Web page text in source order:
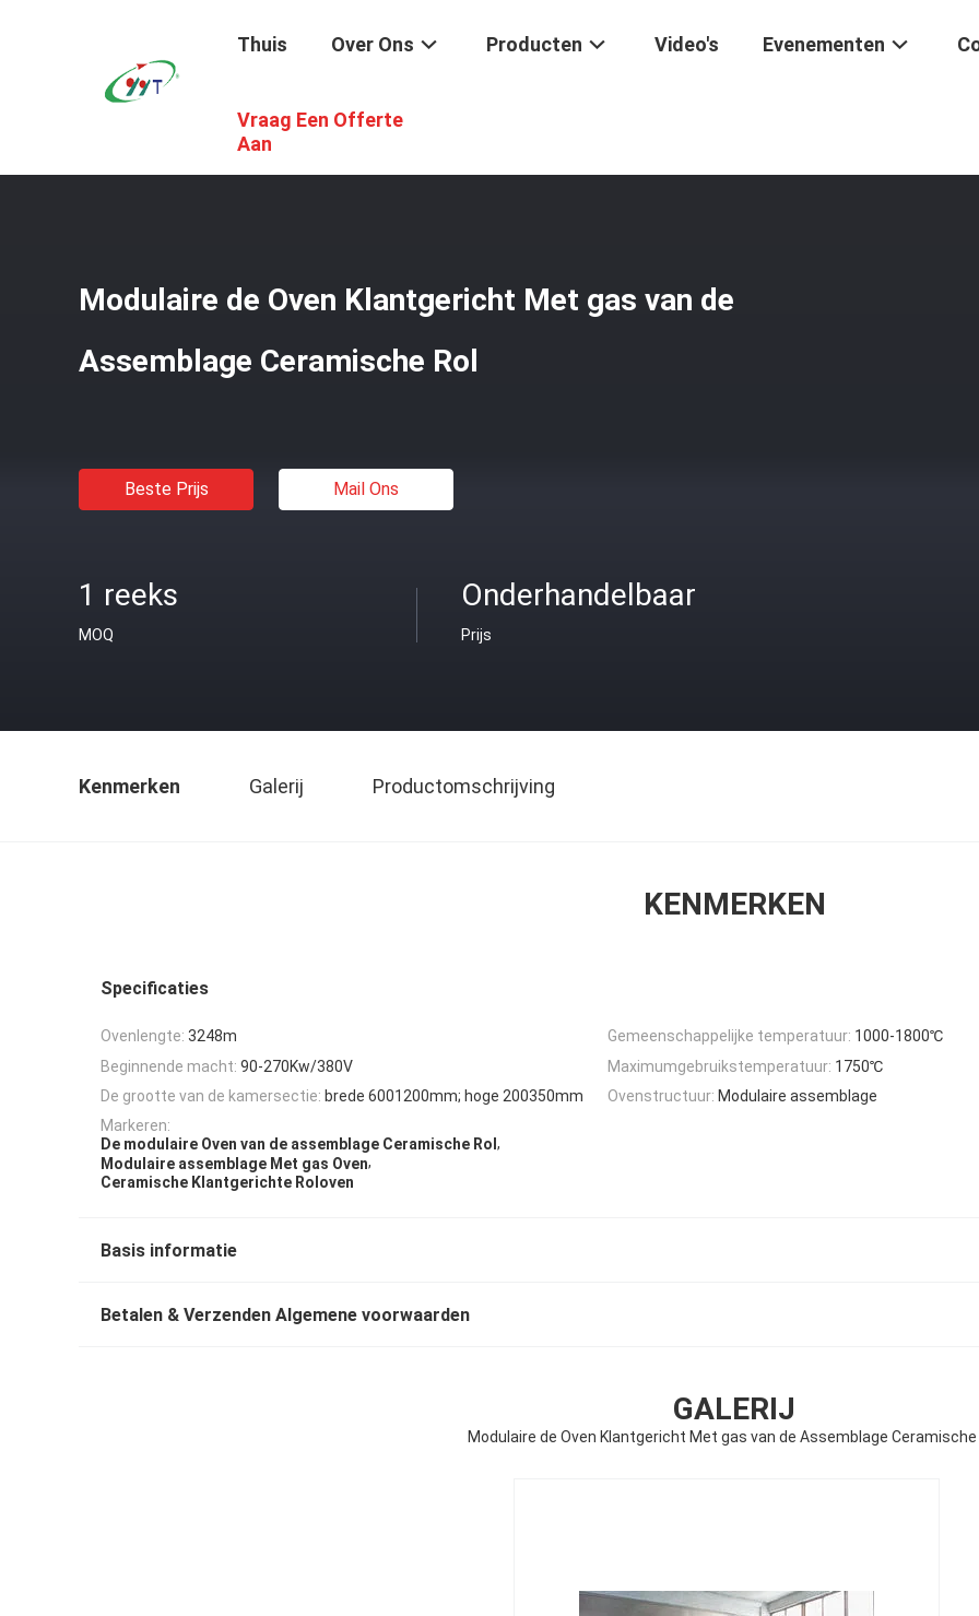
Thuis Over Ons Producten Video's Evenementen
Vraag Een Offerte
Aan
Industriële Ceramische Oven
Modulaire de Oven Klantgericht Met gas van de
Assemblage Ceramische Rol
Beste Prijs Mail Ons
1 reeks
MOQ
Onderhandelbaar
Prijs
Kenmerken Galerij Productomschrijving
KENMERKEN
Specificaties
Ovenlengte: 3248m Gemeenschappelijke temperatuur: 1000-1800℃
Beginnende macht: 90-270Kw/380V Maximumgebruikstemperatuur: 1750℃
De grootte van de kamersectie: brede 6001200mm; hoge 200350mm Ovenstructuur: Modulaire assemblage
Markeren:
De modulaire Oven van de assemblage Ceramische Rol ,
Modulaire assemblage Met gas Oven,
Ceramische Klantgerichte Roloven
Basis informatie
Betalen & Verzenden Algemene voorwaarden
GALERIJ
Modulaire de Oven Klantgericht Met gas van de Assemblage Ceramische